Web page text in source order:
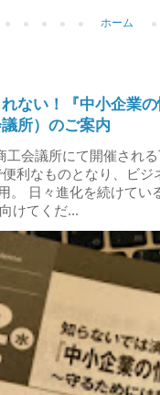
ホーム
ない！『中小企業
所）のご案内
工会議所にて開催され
利なものとなり、ビ
。 日々進化を続けて
けてくだ...